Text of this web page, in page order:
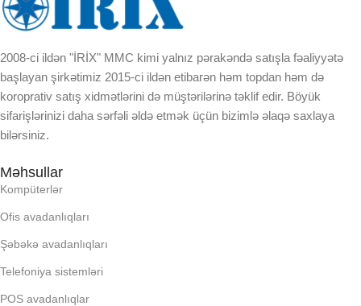
KORPUSUN RNGI:
LCD
OPERATIV YADDA
OXUNAN BARKOD NV:
PROCESSOR
LCD
2008-ci ildən "İRİX" MMC kimi yalnız pərakəndə satışla fəaliyyətə
başlayan şirkətimiz 2015-ci ildən etibarən həm topdan həm də
koroprativ satış xidmətlərini də müştərilərinə təklif edir. Böyük
sifarişlərinizi daha sərfəli əldə etmək üçün bizimlə əlaqə saxlaya
bilərsiniz.
Məhsullar
Kompüterlər
Ofis avadanlıqları
Şəbəkə avadanlıqları
Telefoniya sistemləri
POS avadanlıqlar